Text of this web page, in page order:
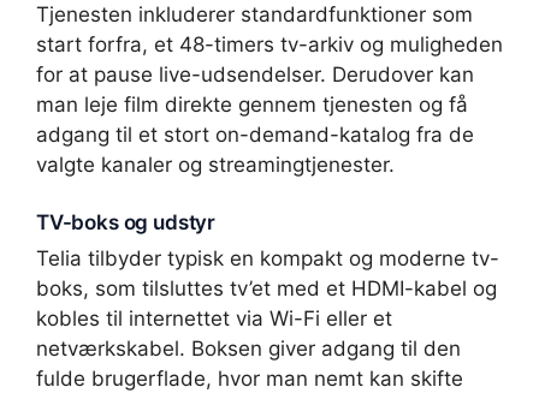
Tjenesten inkluderer standardfunktioner som
start forfra, et 48-timers tv-arkiv og muligheden
for at pause live-udsendelser. Derudover kan
man leje film direkte gennem tjenesten og få
adgang til et stort on-demand-katalog fra de
valgte kanaler og streamingtjenester.
TV-boks og udstyr
Telia tilbyder typisk en kompakt og moderne tv-
boks, som tilsluttes tv’et med et HDMI-kabel og
kobles til internettet via Wi-Fi eller et
netværkskabel. Boksen giver adgang til den
fulde brugerflade, hvor man nemt kan skifte